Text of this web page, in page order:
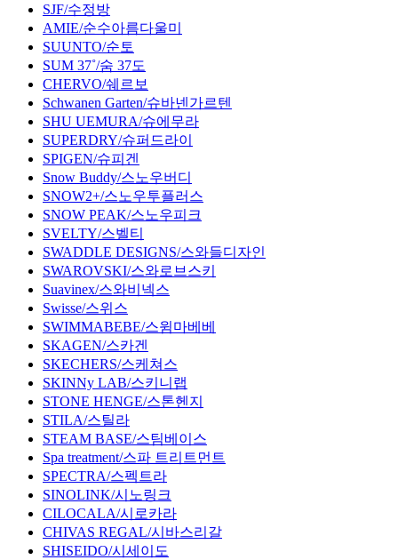
SJF/수정방
AMIE/순수아름다울미
SUUNTO/순토
SUM 37˚/숨 37도
CHERVO/쉐르보
Schwanen Garten/슈바넨가르텐
SHU UEMURA/슈에무라
SUPERDRY/슈퍼드라이
SPIGEN/슈피겐
Snow Buddy/스노우버디
SNOW2+/스노우투플러스
SNOW PEAK/스노우피크
SVELTY/스벨티
SWADDLE DESIGNS/스와들디자인
SWAROVSKI/스와로브스키
Suavinex/스와비넥스
Swisse/스위스
SWIMMABEBE/스윔마베베
SKAGEN/스카겐
SKECHERS/스케쳐스
SKINNy LAB/스키니랩
STONE HENGE/스톤헨지
STILA/스틸라
STEAM BASE/스팀베이스
Spa treatment/스파 트리트먼트
SPECTRA/스펙트라
SINOLINK/시노링크
CILOCALA/시로카라
CHIVAS REGAL/시바스리갈
SHISEIDO/시세이도